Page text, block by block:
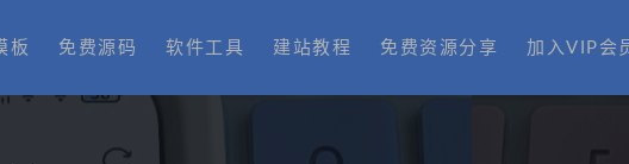
板 免费源码 软件工具 建站教程 免费资源分享 加入VIP会